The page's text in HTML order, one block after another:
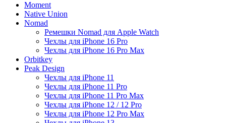
Moment
Native Union
Nomad
Ремешки Nomad для Apple Watch
Чехлы для iPhone 16 Pro
Чехлы для iPhone 16 Pro Max
Orbitkey
Peak Design
Чехлы для iPhone 11
Чехлы для iPhone 11 Pro
Чехлы для iPhone 11 Pro Max
Чехлы для iPhone 12 / 12 Pro
Чехлы для iPhone 12 Pro Max